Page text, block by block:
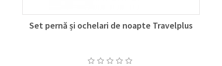
Set pernă și ochelari de noapte Travelplus